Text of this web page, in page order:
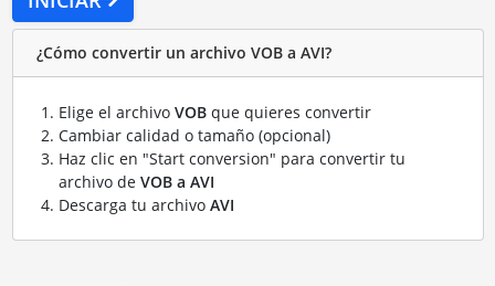
¿Cómo convertir un archivo VOB a AVI?
Elige el archivo VOBque quieres convertir
Cambiar calidad o tamaño (opcional)
Haz clic en "Start conversion" para convertir tu
archivo de VOB a AVI
Descarga tu archivo AVI